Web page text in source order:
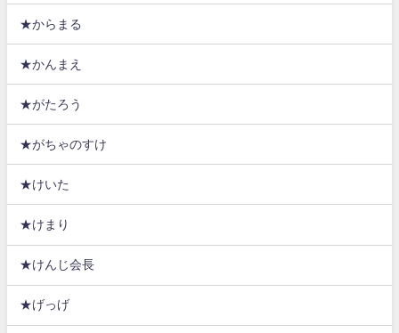
★からまる
★かんまえ
★がたろう
★がちゃのすけ
★けいた
★けまり
★けんじ会長
★げっげ